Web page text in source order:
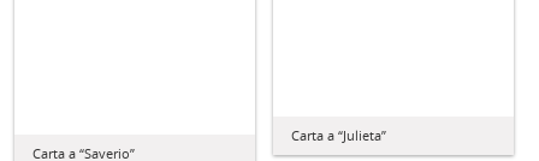
Carta a “Saverio”
Carta a “Julieta”